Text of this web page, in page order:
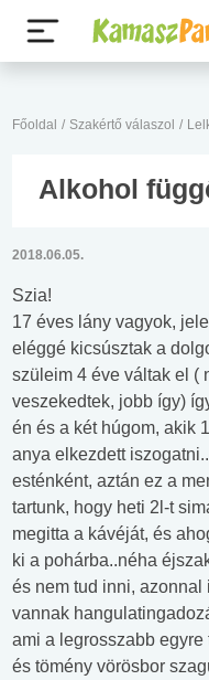
Főoldal / Szakértő válaszol /
Alkohol
2018.06.05.
Szia!
17 éves lány vagyok,
eléggé kicsúsztak a
szüleim 4 éve váltak el (
veszekedtek, jobb így)
én és a két húgom, akik
anya elkezdett
esténként, aztán ez a
tartunk, hogy heti 2l-t
megitta a kávéját, és
ki a pohárba..néha
és nem tud inni,
vannak
ami a legrosszabb egyre
és tömény vörösbor